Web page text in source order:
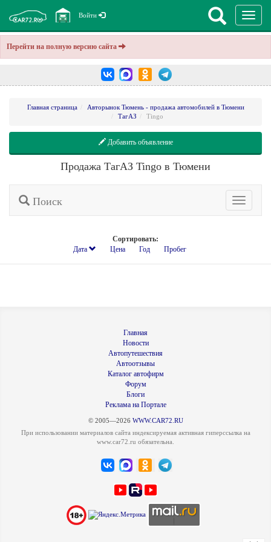
Перейти на полную версию сайта
Войти
Главная страница
Авторынок Тюмень - продажа автомобилей в Тюмени
ТагАЗ
Tingo
Добавить объявление
Продажа ТагАЗ Tingo в Тюмени
поиск
Поиск
Сортировать:
Дата
Цена Год Пробег
Главная
Новости
Автопутешествия
Автоотзывы
Каталог автофирм
Форум
Блоги
Реклама на Портале
© 2005—2026 WWW.CAR72.RU
При использовании материалов сайта индексируемая активная гиперссылка на
www.car72.ru обязательна.